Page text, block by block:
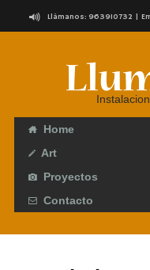
Llámanos: 963910732 |
Home
Art
Proyectos
Contacto